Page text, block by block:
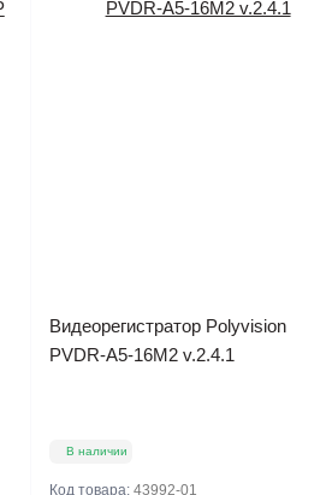
Видеорегистратор Polyvision
PVDR-A5-16M2 v.2.4.1
В наличии
Код товара:43992-01